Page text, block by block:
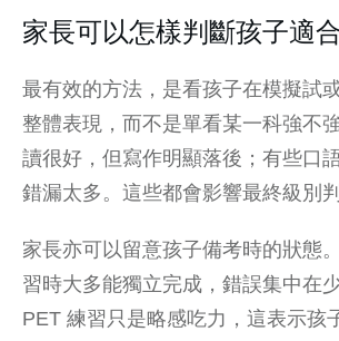
家長可以怎樣判斷孩子適
最有效的方法，是看孩子在模擬試
整體表現，而不是單看某一科強不
讀很好，但寫作明顯落後；有些口
錯漏太多。這些都會影響最終級別判
家長亦可以留意孩子備考時的狀態
習時大多能獨立完成，錯誤集中在
PET 練習只是略感吃力，這表示孩